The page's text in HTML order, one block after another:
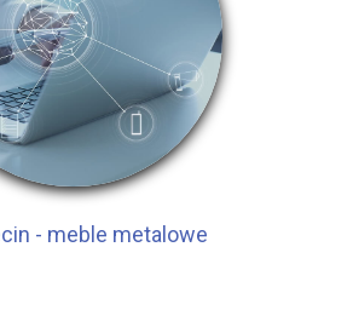
- meble metalowe